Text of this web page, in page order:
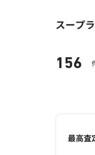
スープ
156
最高査